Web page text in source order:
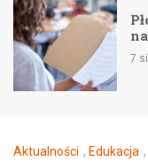
7
Aktualności , Edukacja ,